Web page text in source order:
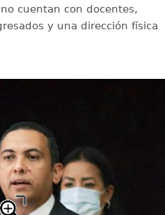
cuentan con docentes,
y una dirección física